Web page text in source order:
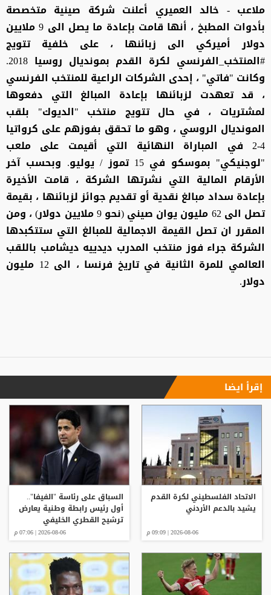
ملاعب - خالد العميري أعلنت شركة صينية متخصصة
بأدوات المطبخ ، أنها قامت بإعادة ما يصل الى 9 ملايين
دولار أميركي الى زبائنها ، على خلفية تتويج
#المنتخب_الفرنسي لكرة القدم بمونديال روسيا 2018.
وكانت "فاتي" ، إحدى الشركات الراعية للمنتخب الفرنسي
، قد تعهدت لزبائنها بإعادة المبالغ التي دفعوها
لمشتريات ، في حال تتويج منتخب "الديوك" بلقب
المونديال الروسي ، وهو ما تحقق بفوزهم على كرواتيا
4-2 في المباراة النهائية التي أقيمت على ملعب
"لوجنيكي" بموسكو في 15 تموز / يوليو. وبحسب آخر
الأرقام المالية التي نشرتها الشركة ، قامت الأخيرة
بإعادة سداد مبالغ نقدية أو تقديم جوائز لزبائنها ، بقيمة
تصل الى 62 مليون يوان صيني (نحو 9 ملايين دولار) ، ومن
المقرر ان تصل القيمة الاجمالية للمبالغ التي ستتكبدها
الشركة جراء فوز منتخب المدرب ديدييه ديشامب باللقب
العالمي للمرة الثانية في تاريخ فرنسا ، الى 12 مليون
دولار.
إقرأ ايضا
الاتحاد الفلسطيني لكرة القدم
يشيد بالدعم الأردني
2026-08-06 | 09:09 م
السباق على رئاسة "الفيفا"..
أول رئيس رابطة وطنية يعارض
ترشيح القطري الخليفي
2026-08-06 | 07:06 م